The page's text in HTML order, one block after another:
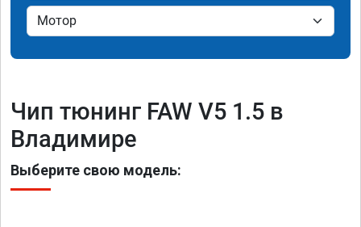
Чип тюнинг FAW V5 1.5 в
Владимире
Выберите свою модель: